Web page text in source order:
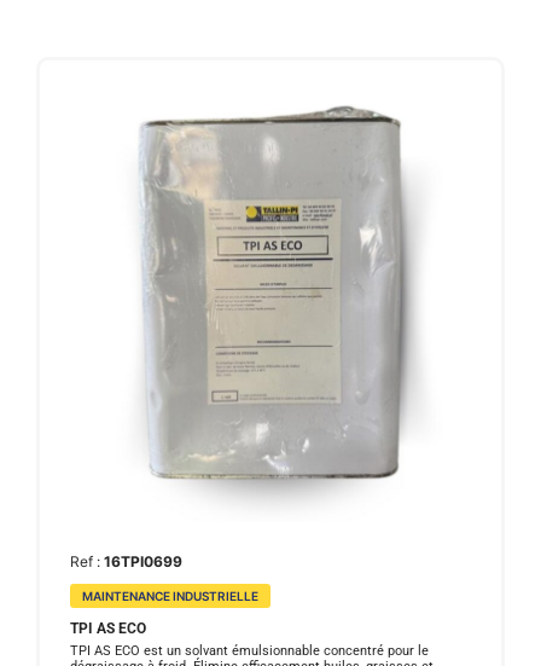
Ref : 16TPI0699
MAINTENANCE INDUSTRIELLE
TPI AS ECO
TPI AS ECO est un solvant émulsionnable concentré pour le